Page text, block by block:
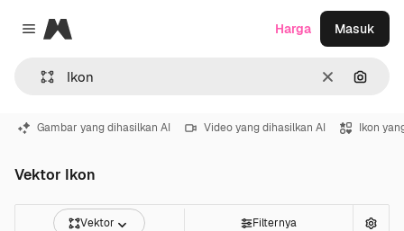
Close menu
Magnific
Jernih
Harga Masuk
Gambar yang dihasilkan AI Video yang dihasilkan AI Ikon
Vektor Ikon
Vektor Filternya